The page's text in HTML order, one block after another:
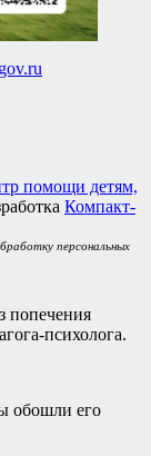
помощи детям,
Компакт-
персональных
попечения
психолога.
обошли его